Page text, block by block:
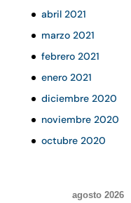
abril 2021
marzo 2021
febrero 2021
enero 2021
diciembre 2020
noviembre 2020
octubre 2020
agosto 2026